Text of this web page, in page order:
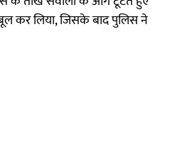
कर लिया, जिसके बाद पुलिस ने